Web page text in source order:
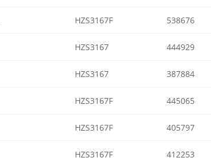
HZS3167F 538676
HZS3167 444929
HZS3167 387884
HZS3167F 445065
HZS3167F 405797
HZS3167F 412253